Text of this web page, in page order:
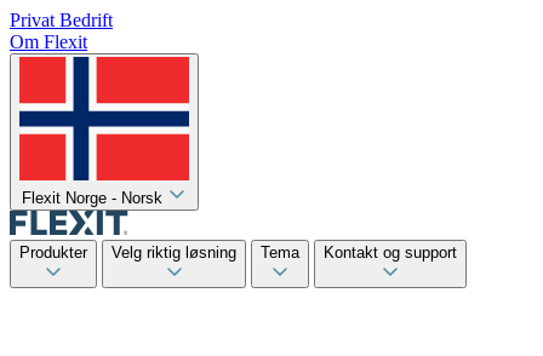
Privat Bedrift
Om Flexit
Flexit Norge - Norsk
Produkter Velg riktig løsning Tema Kontakt og support